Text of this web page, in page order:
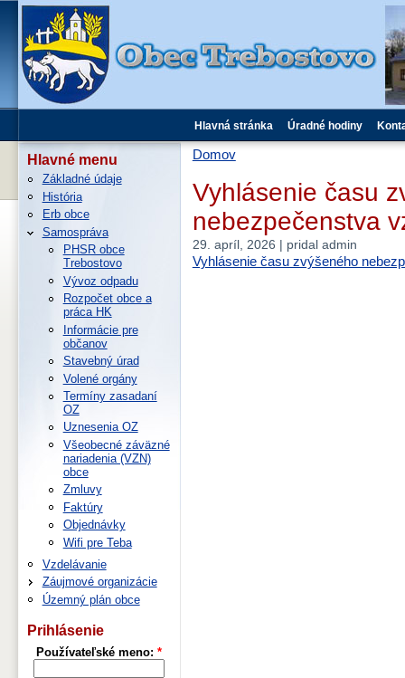
Hlavná stránka Úradné hodiny
Domov
Vyhlásenie času
nebezpečenstva
29. apríl, 2026 | pridal admin
Vyhlásenie času zvýšeného
Hlavné menu
Základné údaje
História
Erb obce
Samospráva
PHSR obce
Trebostovo
Vývoz odpadu
Rozpočet obce a
práca HK
Informácie pre
občanov
Stavebný úrad
Volené orgány
Termíny zasadaní
OZ
Uznesenia OZ
Všeobecné záväzné
nariadenia (VZN)
obce
Zmluvy
Faktúry
Objednávky
Wifi pre Teba
Vzdelávanie
Záujmové organizácie
Územný plán obce
Prihlásenie
Používateľské meno: *